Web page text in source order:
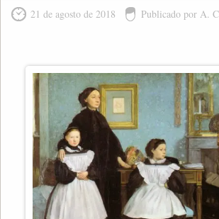
21 de agosto de 2018 Publicado por A.